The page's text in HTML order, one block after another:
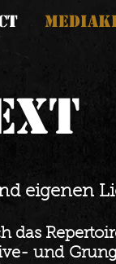
eigenen
das
und